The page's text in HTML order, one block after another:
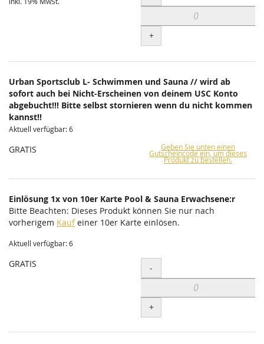
+
Urban Sportsclub L- Schwimmen und Sauna // wird ab
sofort auch bei Nicht-Erscheinen von deinem USC Konto
abgebucht!!! Bitte selbst stornieren wenn du nicht kommen
kannst!!
Aktuell verfügbar: 6
GRATIS Geben Sie unten einen
Gutscheincode ein, um dieses
Produkt zu bestellen.
Einlösung 1x von 10er Karte Pool & Sauna Erwachsene:r
Bitte Beachten: Dieses Produkt können Sie nur nach
vorherigem Kaufeiner 10er Karte einlösen.
Aktuell verfügbar: 6
GRATIS Menge
-
+